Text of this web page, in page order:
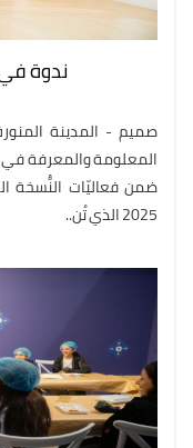
ندوة
صميم - المدينة
المعلومة والمعرفة في
ضمن فعاليّات النُّسخة
2025 الذي تُن..